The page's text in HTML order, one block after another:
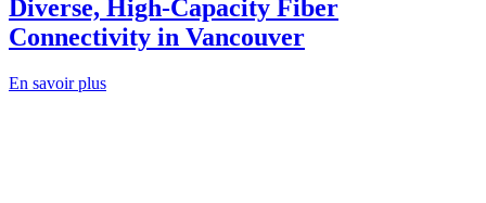
Diverse, High-Capacity Fiber
Connectivity in Vancouver
En savoir plus